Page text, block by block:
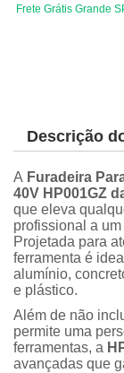
Frete Grátis Grande
Descrição
A Furadeira
40V HP001GZ
que eleva
profissional a
Projetada para
ferramenta é
alumínio,
e plástico.
Além de não
permite uma
ferramentas, a
avançadas que